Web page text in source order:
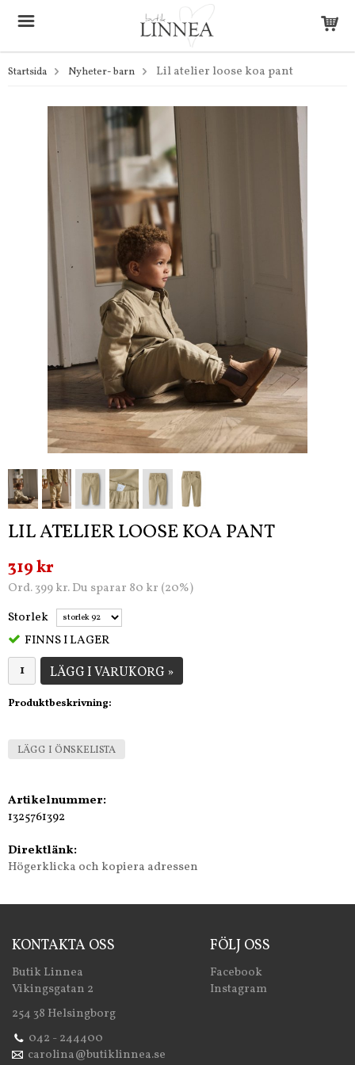
Startsida Nyheter- barn Lil atelier loose koa pant
LIL ATELIER LOOSE KOA PANT
319 kr
Ord. 399 kr. Du sparar 80 kr (20%)
Storlek
FINNS I LAGER
LÄGG I VARUKORG »
Produktbeskrivning:
LÄGG I ÖNSKELISTA
Artikelnummer:
1325761392
Direktlänk:
Högerklicka och kopiera adressen
KONTAKTA OSS
Butik Linnea
Vikingsgatan 2
254 38 Helsingborg
042 - 244400
carolina@butiklinnea.se
FÖLJ OSS
Facebook
Instagram